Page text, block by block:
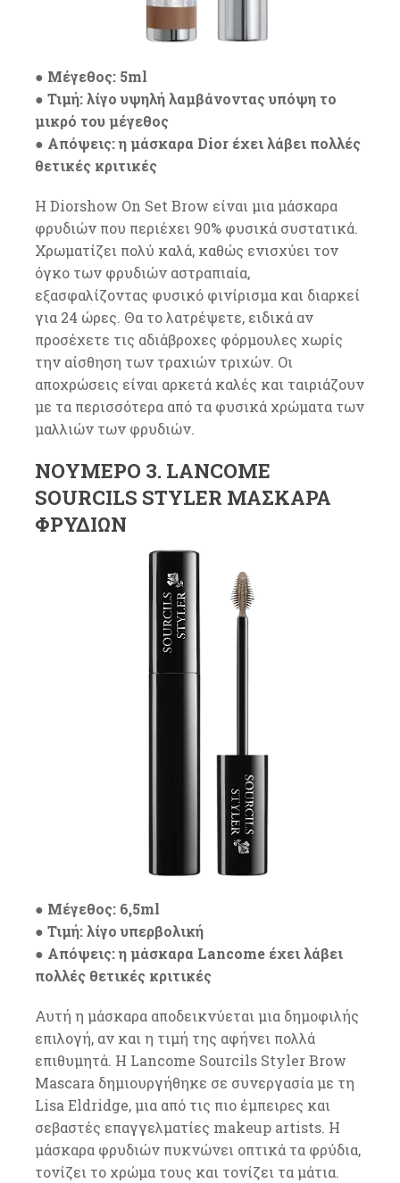
● Μέγεθος: 5ml
● Τιμή: λίγο υψηλή λαμβάνοντας υπόψη το
μικρό του μέγεθος
● Απόψεις: η μάσκαρα Dior έχει λάβει πολλές
θετικές κριτικές
Η Diorshow On Set Brow είναι μια μάσκαρα
φρυδιών που περιέχει 90% φυσικά συστατικά.
Χρωματίζει πολύ καλά, καθώς ενισχύει τον
όγκο των φρυδιών αστραπιαία,
εξασφαλίζοντας φυσικό φινίρισμα και διαρκεί
για 24 ώρες. Θα το λατρέψετε, ειδικά αν
προσέχετε τις αδιάβροχες φόρμουλες χωρίς
την αίσθηση των τραχιών τριχών. Οι
αποχρώσεις είναι αρκετά καλές και ταιριάζουν
με τα περισσότερα από τα φυσικά χρώματα των
μαλλιών των φρυδιών.
ΝΟΎΜΕΡΟ 3. LANCOME
SOURCILS STYLER ΜΆΣΚΑΡΑ
ΦΡΥΔΙΏΝ
● Μέγεθος: 6,5ml
● Τιμή: λίγο υπερβολική
● Απόψεις: η μάσκαρα Lancome έχει λάβει
πολλές θετικές κριτικές
Αυτή η μάσκαρα αποδεικνύεται μια δημοφιλής
επιλογή, αν και η τιμή της αφήνει πολλά
επιθυμητά. Η Lancome Sourcils Styler Brow
Mascara δημιουργήθηκε σε συνεργασία με τη
Lisa Eldridge, μια από τις πιο έμπειρες και
σεβαστές επαγγελματίες makeup artists. Η
μάσκαρα φρυδιών πυκνώνει οπτικά τα φρύδια,
τονίζει το χρώμα τους και τονίζει τα μάτια.